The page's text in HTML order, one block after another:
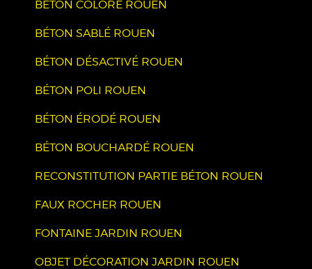
BÉTON COLORÉ ROUEN
BÉTON SABLÉ ROUEN
BÉTON DÉSACTIVÉ ROUEN
BÉTON POLI ROUEN
BÉTON ÉRODÉ ROUEN
BÉTON BOUCHARDÉ ROUEN
RECONSTITUTION PARTIE BÉTON ROUEN
FAUX ROCHER ROUEN
FONTAINE JARDIN ROUEN
OBJET DÉCORATION JARDIN ROUEN